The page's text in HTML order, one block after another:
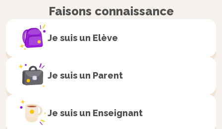
Faisons connaissance
Je suis un Elève
Je suis un Parent
Je suis un Enseignant